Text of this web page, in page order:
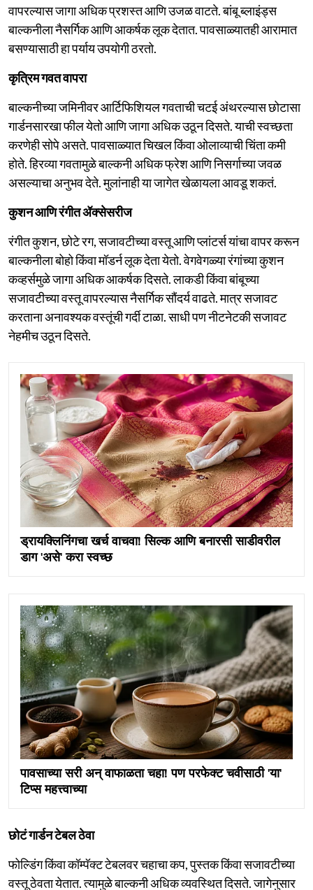
वापरल्यास जागा अधिक प्रशस्त आणि उजळ वाटते. बांबू ब्लाइंड्स
बाल्कनीला नैसर्गिक आणि आकर्षक लूक देतात. पावसाळ्यातही आरामात
बसण्यासाठी हा पर्याय उपयोगी ठरतो.
कृत्रिम गवत वापरा
बाल्कनीच्या जमिनीवर आर्टिफिशियल गवताची चटई अंथरल्यास छोटासा
गार्डनसारखा फील येतो आणि जागा अधिक उठून दिसते. याची स्वच्छता
करणेही सोपे असते. पावसाळ्यात चिखल किंवा ओलाव्याची चिंता कमी
होते. हिरव्या गवतामुळे बाल्कनी अधिक फ्रेश आणि निसर्गाच्या जवळ
असल्याचा अनुभव देते. मुलांनाही या जागेत खेळायला आवडू शकतं.
कुशन आणि रंगीत ॲक्सेसरीज
रंगीत कुशन, छोटे रग, सजावटीच्या वस्तू आणि प्लांटर्स यांचा वापर करून
बाल्कनीला बोहो किंवा मॉडर्न लूक देता येतो. वेगवेगळ्या रंगांच्या कुशन
कव्हर्समुळे जागा अधिक आकर्षक दिसते. लाकडी किंवा बांबूच्या
सजावटीच्या वस्तू वापरल्यास नैसर्गिक सौंदर्य वाढते. मात्र सजावट
करताना अनावश्यक वस्तूंची गर्दी टाळा. साधी पण नीटनेटकी सजावट
नेहमीच उठून दिसते.
ड्रायक्लिनिंगचा खर्च वाचवा! सिल्क आणि बनारसी साडीवरील
डाग 'असे' करा स्वच्छ
पावसाच्या सरी अन् वाफाळता चहा! पण परफेक्ट चवीसाठी 'या'
टिप्स महत्त्वाच्या
छोटं गार्डन टेबल ठेवा
फोल्डिंग किंवा कॉम्पॅक्ट टेबलवर चहाचा कप, पुस्तक किंवा सजावटीच्या
वस्तू ठेवता येतात. त्यामुळे बाल्कनी अधिक व्यवस्थित दिसते. जागेनुसार